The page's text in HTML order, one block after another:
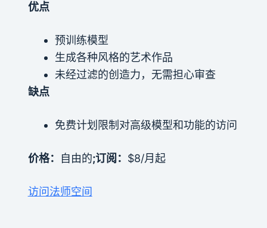
优点
预训练模型
生成各种风格的艺术作品
未经过滤的创造力，无需担心审查
缺点
免费计划限制对高级模型和功能的访问
价格： 自由的;订阅： $8/月起
访问法师空间